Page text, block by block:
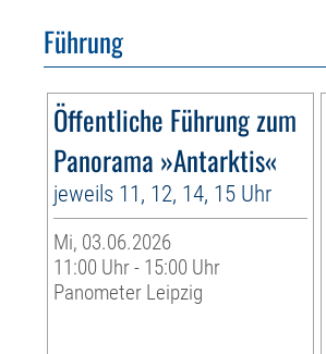
Führung
Öffentliche Führung zum
Panorama »Antarktis«
jeweils 11, 12, 14, 15 Uhr
Mi, 03.06.2026
11:00 Uhr - 15:00 Uhr
Panometer Leipzig